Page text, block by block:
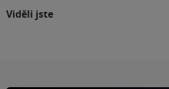
Viděli jste